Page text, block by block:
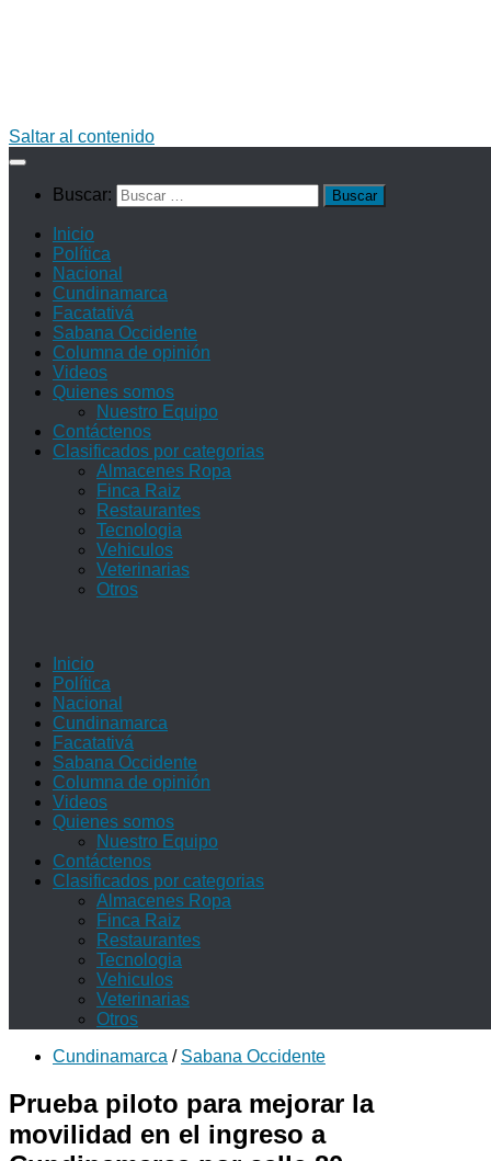
Saltar al contenido
Buscar:
Inicio
Política
Nacional
Cundinamarca
Facatativá
Sabana Occidente
Columna de opinión
Videos
Quienes somos
Nuestro Equipo
Contáctenos
Clasificados por categorias
Almacenes Ropa
Finca Raiz
Restaurantes
Tecnologia
Vehiculos
Veterinarias
Otros
Inicio
Política
Nacional
Cundinamarca
Facatativá
Sabana Occidente
Columna de opinión
Videos
Quienes somos
Nuestro Equipo
Contáctenos
Clasificados por categorias
Almacenes Ropa
Finca Raiz
Restaurantes
Tecnologia
Vehiculos
Veterinarias
Otros
Cundinamarca / Sabana Occidente
Prueba piloto para mejorar la
movilidad en el ingreso a